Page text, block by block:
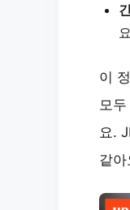
이
모
요.
같아